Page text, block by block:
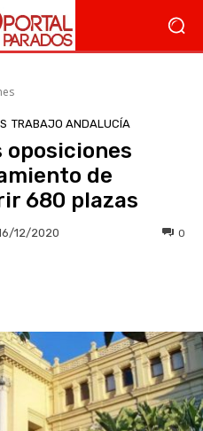
TRABAJO ANDALUCÍA
oposiciones
de
680 plazas
12/2020 0